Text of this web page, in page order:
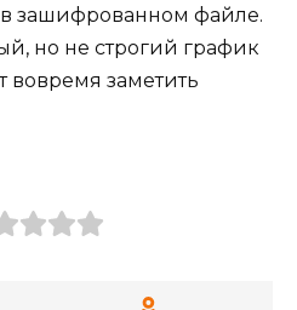
зашифрованном файле.
но не строгий график
вовремя заметить